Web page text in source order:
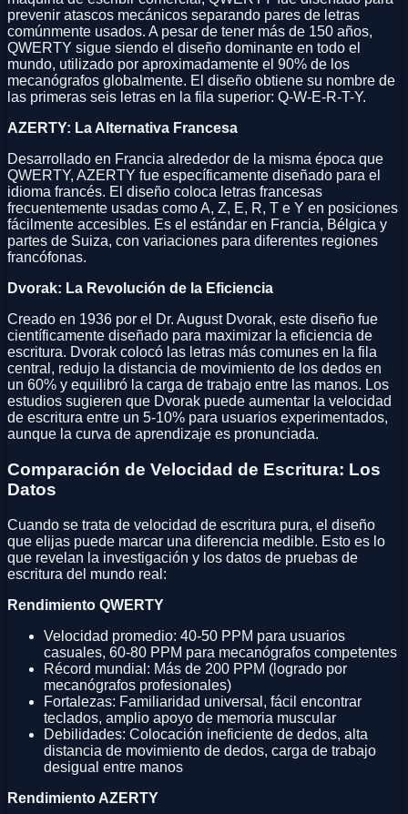
prevenir atascos mecánicos separando pares de letras
comúnmente usados. A pesar de tener más de 150 años,
QWERTY sigue siendo el diseño dominante en todo el
mundo, utilizado por aproximadamente el 90% de los
mecanógrafos globalmente. El diseño obtiene su nombre de
las primeras seis letras en la fila superior: Q-W-E-R-T-Y.
AZERTY: La Alternativa Francesa
Desarrollado en Francia alrededor de la misma época que
QWERTY, AZERTY fue específicamente diseñado para el
idioma francés. El diseño coloca letras francesas
frecuentemente usadas como A, Z, E, R, T e Y en posiciones
fácilmente accesibles. Es el estándar en Francia, Bélgica y
partes de Suiza, con variaciones para diferentes regiones
francófonas.
Dvorak: La Revolución de la Eficiencia
Creado en 1936 por el Dr. August Dvorak, este diseño fue
científicamente diseñado para maximizar la eficiencia de
escritura. Dvorak colocó las letras más comunes en la fila
central, redujo la distancia de movimiento de los dedos en
un 60% y equilibró la carga de trabajo entre las manos. Los
estudios sugieren que Dvorak puede aumentar la velocidad
de escritura entre un 5-10% para usuarios experimentados,
aunque la curva de aprendizaje es pronunciada.
Comparación de Velocidad de Escritura: Los
Datos
Cuando se trata de velocidad de escritura pura, el diseño
que elijas puede marcar una diferencia medible. Esto es lo
que revelan la investigación y los datos de pruebas de
escritura del mundo real:
Rendimiento QWERTY
Velocidad promedio: 40-50 PPM para usuarios
casuales, 60-80 PPM para mecanógrafos competentes
Récord mundial: Más de 200 PPM (logrado por
mecanógrafos profesionales)
Fortalezas: Familiaridad universal, fácil encontrar
teclados, amplio apoyo de memoria muscular
Debilidades: Colocación ineficiente de dedos, alta
distancia de movimiento de dedos, carga de trabajo
desigual entre manos
Rendimiento AZERTY